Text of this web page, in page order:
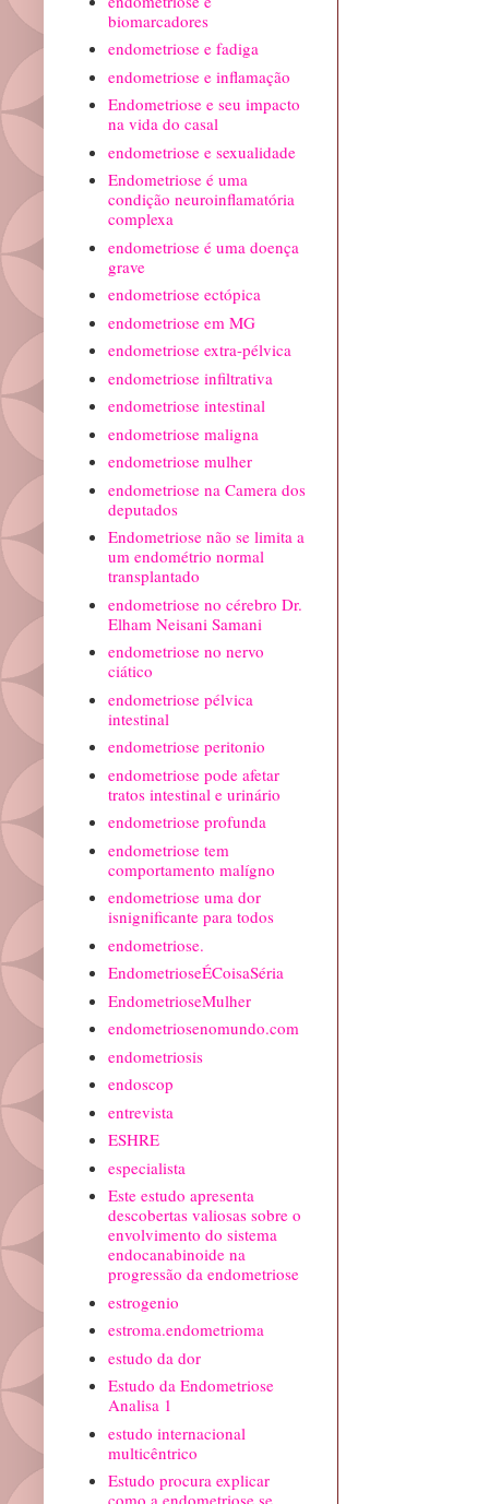
biomarcadores
endometriose e fadiga
endometriose e inflamação
Endometriose e seu impacto
na vida do casal
endometriose e sexualidade
Endometriose é uma
condição neuroinflamatória
complexa
endometriose é uma doença
grave
endometriose ectópica
endometriose em MG
endometriose extra-pélvica
endometriose infiltrativa
endometriose intestinal
endometriose maligna
endometriose mulher
endometriose na Camera dos
deputados
Endometriose não se limita a
um endométrio normal
transplantado
endometriose no cérebro Dr.
Elham Neisani Samani
endometriose no nervo
ciático
endometriose pélvica
intestinal
endometriose peritonio
endometriose pode afetar
tratos intestinal e urinário
endometriose profunda
endometriose tem
comportamento malígno
endometriose uma dor
isnignificante para todos
endometriose.
EndometrioseÉCoisaSéria
EndometrioseMulher
endometriosenomundo.com
endometriosis
endoscop
entrevista
ESHRE
especialista
Este estudo apresenta
descobertas valiosas sobre o
envolvimento do sistema
endocanabinoide na
progressão da endometriose
estrogenio
estroma.endometrioma
estudo da dor
Estudo da Endometriose
Analisa 1
estudo internacional
multicêntrico
Estudo procura explicar